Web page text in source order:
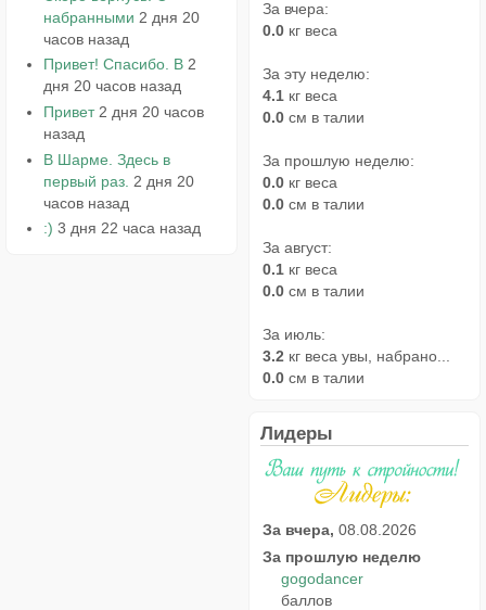
набранными 2 дня 20
часов назад
Привет! Спасибо. В 2
дня 20 часов назад
Привет 2 дня 20 часов
назад
В Шарме. Здесь в
первый раз. 2 дня 20
часов назад
:) 3 дня 22 часа назад
За вчера:
0.0 кг веса
За эту неделю:
4.1 кг веса
0.0 см в талии
За прошлую неделю:
0.0 кг веса
0.0 см в талии
За август:
0.1 кг веса
0.0 см в талии
За июль:
3.2 кг веса увы, набрано...
0.0 см в талии
Лидеры
За вчера, 08.08.2026
За прошлую неделю
gogodancer
баллов